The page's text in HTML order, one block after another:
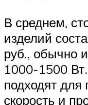
В среднем,
изделий
руб., обычно
1000-1500
подходят для
скорость и